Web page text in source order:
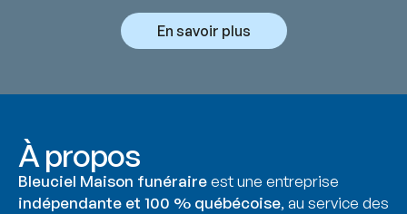
En savoir plus
À propos
Bleuciel Maison funéraireest une entreprise
indépendante et 100 % québécoise, au service des